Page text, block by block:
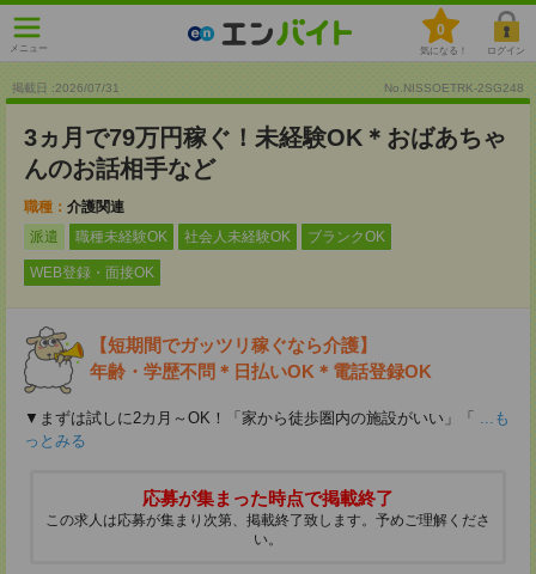
メニュー
0
気になる！ ログイン
掲載日 :2026/07/31 No.NISSOETRK-2SG248
3ヵ月で79万円稼ぐ！未経験OK＊おばあちゃ
んのお話相手など
職種： 介護関連
派遣
職種未経験OK 社会人未経験OK ブランクOK
WEB登録・面接OK
【短期間でガッツリ稼ぐなら介護】
年齢・学歴不問＊日払いOK＊電話登録OK
▼まずは試しに2カ月～OK！「家から徒歩圏内の施設がいい」「 ...も
っとみる
応募が集まった時点で掲載終了
この求人は応募が集まり次第、掲載終了致します。予めご理解くださ
い。